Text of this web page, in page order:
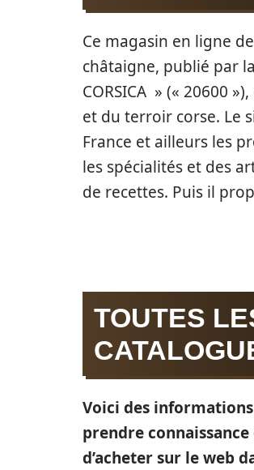
Ce magasin en ligne
châtaigne, publié par
CORSICA » (« 20600
et du terroir corse. Le
France et ailleurs les
les spécialités et des
de recettes. Puis il
TOUTES
Voici des
prendre
d’acheter sur le web